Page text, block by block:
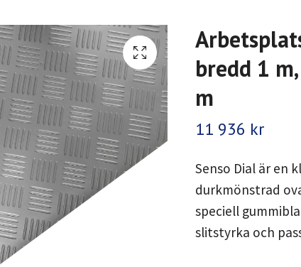
bredd 1
m
11 936 kr
Senso Dial är en
durkmönstrad
speciell
slitstyrka och